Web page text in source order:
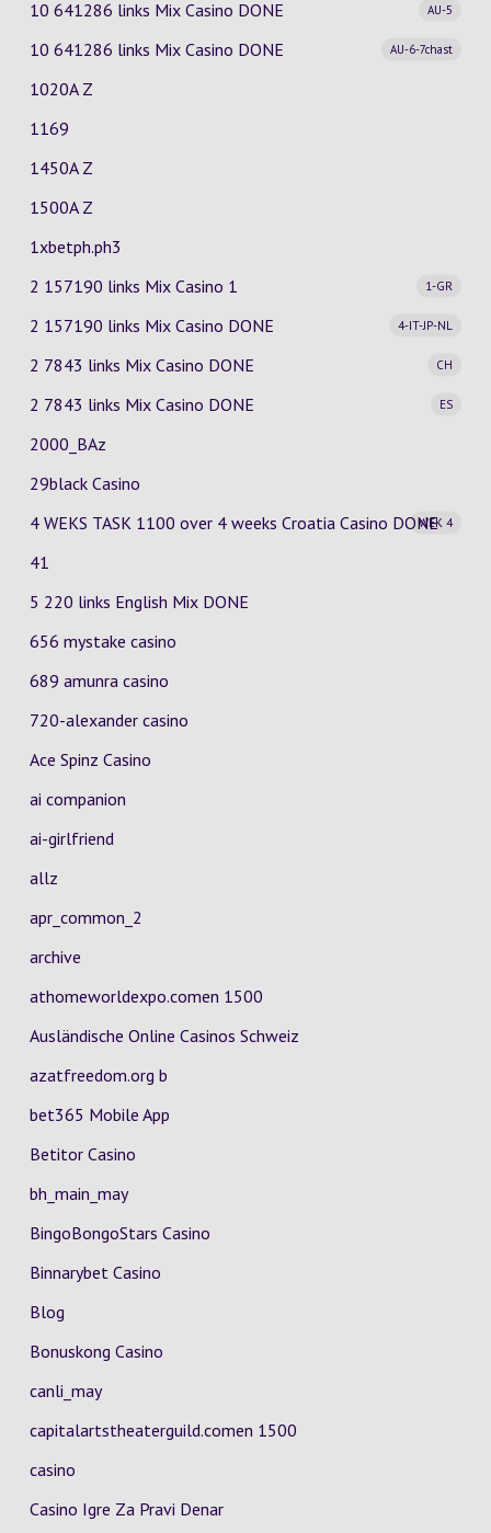
10 641286 links Mix Casino AU-5
DONE
10 641286 links Mix Casino
AU-6-7chast
DONE
1020A Z
1169
1450A Z
1500A Z
1xbetph.ph3
2 157190 links Mix Casino
1-GR
1
2 157190 links Mix Casino
4-IT-JP-NL
DONE
2 7843 links Mix Casino
CH
DONE
2 7843 links Mix Casino
ES
DONE
2000_BAz
29black Casino
4 WEKS TASK 1100 over 4 weeks Croatia Casino
WEK 4
DONE
41
5 220 links English Mix DONE
656 mystake casino
689 amunra casino
720-alexander casino
Ace Spinz Casino
ai companion
ai-girlfriend
allz
apr_common_2
archive
athomeworldexpo.comen 1500
Ausländische Online Casinos Schweiz
azatfreedom.org b
bet365 Mobile App
Betitor Casino
bh_main_may
BingoBongoStars Casino
Binnarybet Casino
Blog
Bonuskong Casino
canli_may
capitalartstheaterguild.comen 1500
casino
Casino Igre Za Pravi Denar